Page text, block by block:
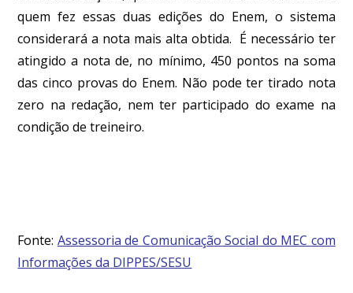
quem fez essas duas edições do Enem, o sistema
considerará a nota mais alta obtida. É necessário ter
atingido a nota de, no mínimo, 450 pontos na soma
das cinco provas do Enem. Não pode ter tirado nota
zero na redação, nem ter participado do exame na
condição de treineiro.
Fonte: Assessoria de Comunicação Social do MEC com
Informações da DIPPES/SESU